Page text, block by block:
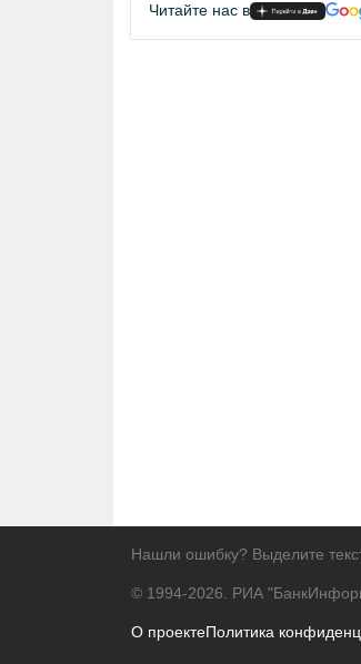
Читайте нас в
Нашли ошибку? Выделите
© 1994-2026. РИА
О проектеПолитика